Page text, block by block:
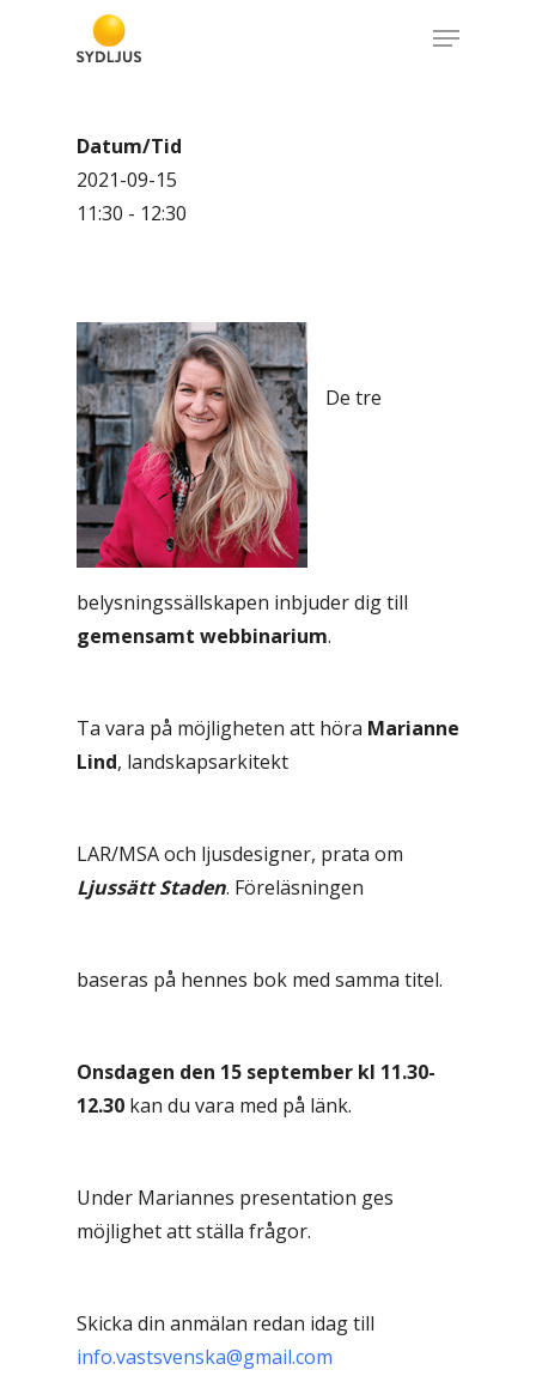
Menu
Datum/Tid
2021-09-15
11:30 - 12:30
De tre
belysningssällskapen inbjuder dig till
gemensamt webbinarium.
Ta vara på möjligheten att höra Marianne
Lind, landskapsarkitekt
LAR/MSA och ljusdesigner, prata om
Ljussätt Staden. Föreläsningen
baseras på hennes bok med samma titel.
Onsdagen den 15 september kl 11.30-
12.30 kan du vara med på länk.
Under Mariannes presentation ges
möjlighet att ställa frågor.
Skicka din anmälan redan idag till
info.vastsvenska@gmail.com